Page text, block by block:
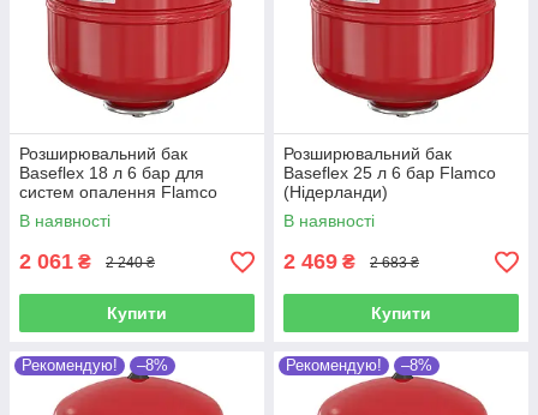
Розширювальний бак
Baseflex 18 л 6 бар для
систем опалення Flamco
(Нідерланди)
В наявності
2 061 ₴ 2 240 ₴
Купити
Розширювальний бак
Baseflex 25 л 6 бар Flamco
(Нідерланди)
В наявності
2 469 ₴ 2 683 ₴
Купити
Рекомендую! –8% Рекомендую! –8%